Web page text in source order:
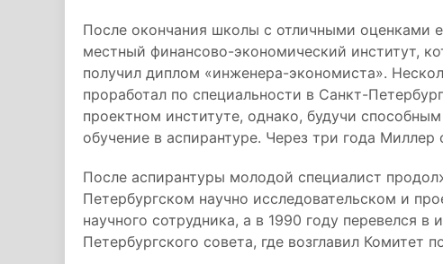
После окончания школы с отличными оценками
местный финансово-экономический институт,
получил диплом «инженера-экономиста».
проработал по специальности в Санкт-
проектном институте, однако, будучи
обучение в аспирантуре. Через три года
После аспирантуры молодой специалист
Петербургском научно исследовательском и
научного сотрудника, а в 1990 году перевелся
Петербургского совета, где возглавил Комитет